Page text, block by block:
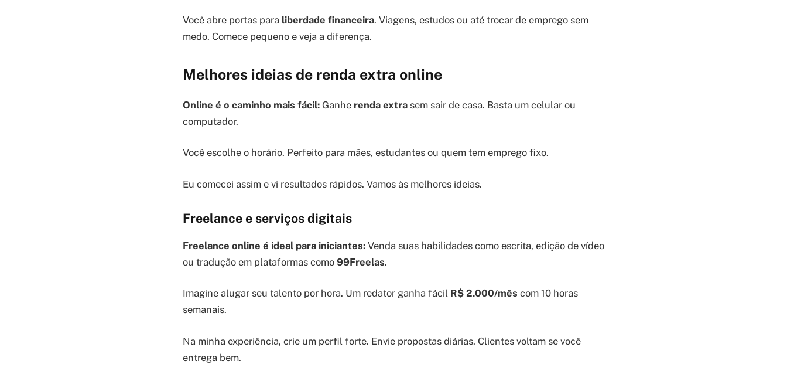
Você abre portas para liberdade financeira. Viagens, estudos ou até trocar de emprego sem
medo. Comece pequeno e veja a diferença.
Melhores ideias de renda extra online
Online é o caminho mais fácil: Ganhe renda extra sem sair de casa. Basta um celular ou
computador.
Você escolhe o horário. Perfeito para mães, estudantes ou quem tem emprego fixo.
Eu comecei assim e vi resultados rápidos. Vamos às melhores ideias.
Freelance e serviços digitais
Freelance online é ideal para iniciantes: Venda suas habilidades como escrita, edição de vídeo
ou tradução em plataformas como 99Freelas.
Imagine alugar seu talento por hora. Um redator ganha fácil R$ 2.000/mês com 10 horas
semanais.
Na minha experiência, crie um perfil forte. Envie propostas diárias. Clientes voltam se você
entrega bem.